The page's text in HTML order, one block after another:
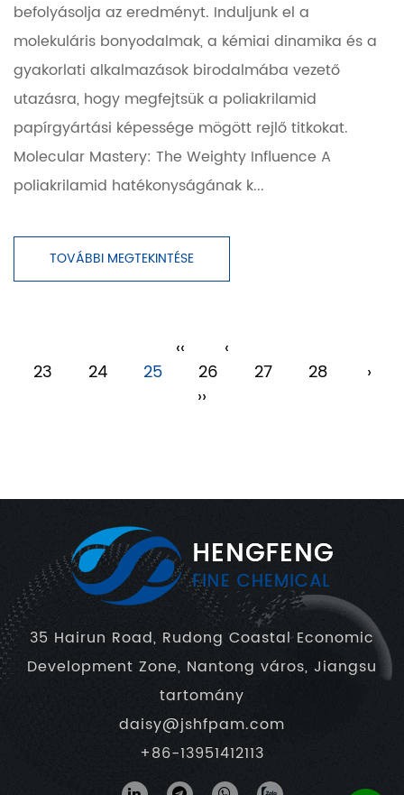
befolyásolja az eredményt. Induljunk el a
molekuláris bonyodalmak, a kémiai dinamika és a
gyakorlati alkalmazások birodalmába vezető
utazásra, hogy megfejtsük a poliakrilamid
papírgyártási képessége mögött rejlő titkokat.
Molecular Mastery: The Weighty Influence A
poliakrilamid hatékonyságának k...
TOVÁBBI MEGTEKINTÉSE
‹‹
‹
23
24 25 26 27 28
›
››
35 Hairun Road, Rudong Coastal Economic
Development Zone, Nantong város, Jiangsu
tartomány
daisy@jshfpam.com
+86-13951412113